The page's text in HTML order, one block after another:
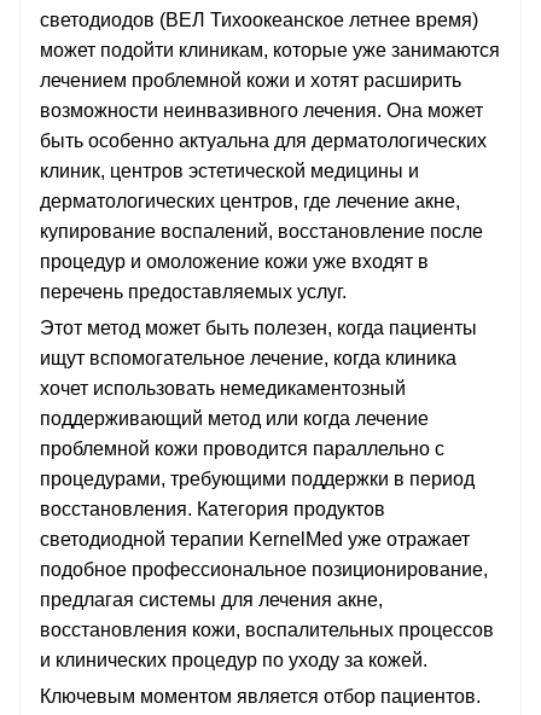
светодиодов (ВЕЛ Тихоокеанское летнее время)
может подойти клиникам, которые уже занимаются
лечением проблемной кожи и хотят расширить
возможности неинвазивного лечения. Она может
быть особенно актуальна для дерматологических
клиник, центров эстетической медицины и
дерматологических центров, где лечение акне,
купирование воспалений, восстановление после
процедур и омоложение кожи уже входят в
перечень предоставляемых услуг.
Этот метод может быть полезен, когда пациенты
ищут вспомогательное лечение, когда клиника
хочет использовать немедикаментозный
поддерживающий метод или когда лечение
проблемной кожи проводится параллельно с
процедурами, требующими поддержки в период
восстановления. Категория продуктов
светодиодной терапии KernelMed уже отражает
подобное профессиональное позиционирование,
предлагая системы для лечения акне,
восстановления кожи, воспалительных процессов
и клинических процедур по уходу за кожей.
Ключевым моментом является отбор пациентов.